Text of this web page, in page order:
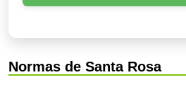
Normas de Santa Rosa